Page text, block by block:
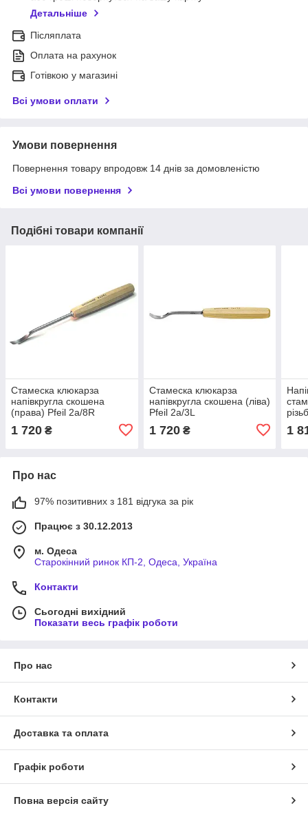
Детальніше
Післяплата
Оплата на рахунок
Готівкою у магазині
Всі умови оплати
Умови повернення
Повернення товару впродовж 14 днів за домовленістю
Всі умови повернення
Подібні товари компанії
Стамеска клюкарза
напівкругла скошена
(права) Pfeil 2а/8R
1 720 ₴
Стамеска клюкарза
напівкругла скошена (ліва)
Pfeil 2а/3L
1 720₴ 1
Про нас
97% позитивних з 181 відгука за рік
Працює з 30.12.2013
м. Одеса
Старокінний ринок КП-2, Одеса, Україна
Контакти
Сьогодні вихідний
Показати весь графік роботи
Про нас
Контакти
Доставка та оплата
Графік роботи
Повна версія сайту